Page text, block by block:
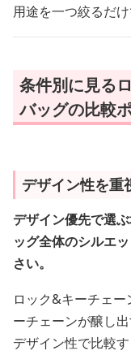
用途を一つ絞るだ
条件別に見る
バッグの比較
デザイン性を重
デザイン優先で選
ッグ全体のシルエ
さい。
ロック&キーチェ
ーチェーンが醸し
デザイン性で比較